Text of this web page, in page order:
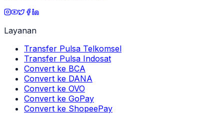
Layanan
Transfer Pulsa Telkomsel
Transfer Pulsa Indosat
Convert ke BCA
Convert ke DANA
Convert ke OVO
Convert ke GoPay
Convert ke ShopeePay